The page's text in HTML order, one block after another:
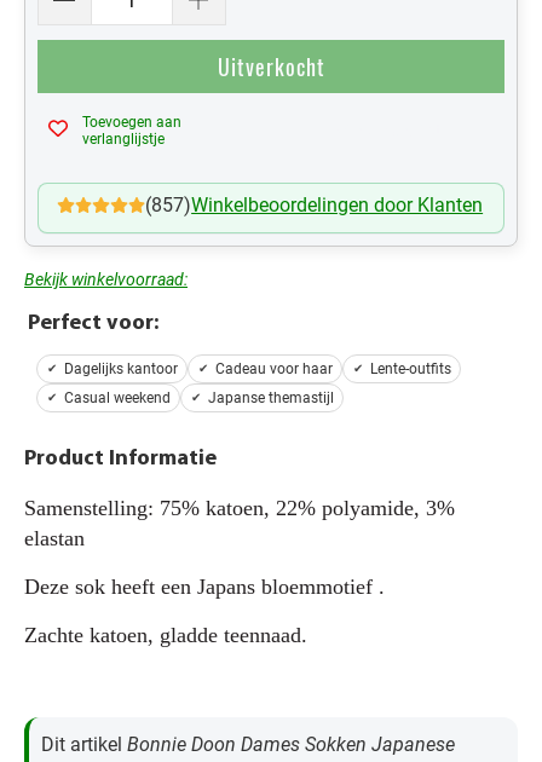
Uitverkocht
Toevoegen aan
verlanglijstje
(857)Winkelbeoordelingen door Klanten
Bekijk winkelvoorraad:
Perfect voor:
Dagelijks kantoor Cadeau voor haar
Lente-outfits
Casual weekend
Japanse themastijl
Product Informatie
Samenstelling: 75% katoen, 22% polyamide, 3%
elastan
Deze sok heeft een Japans bloemmotief .
Zachte katoen, gladde teennaad.
Dit artikel Bonnie Doon Dames Sokken Japanese